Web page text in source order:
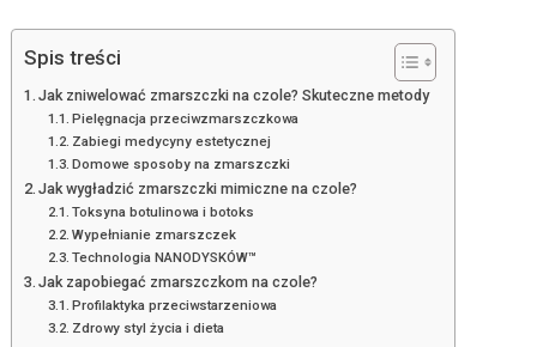
Spis treści
Jak zniwelować zmarszczki na czole? Skuteczne metody
Pielęgnacja przeciwzmarszczkowa
Zabiegi medycyny estetycznej
Domowe sposoby na zmarszczki
Jak wygładzić zmarszczki mimiczne na czole?
Toksyna botulinowa i botoks
Wypełnianie zmarszczek
Technologia NANODYSKÓW™
Jak zapobiegać zmarszczkom na czole?
Profilaktyka przeciwstarzeniowa
Zdrowy styl życia i dieta